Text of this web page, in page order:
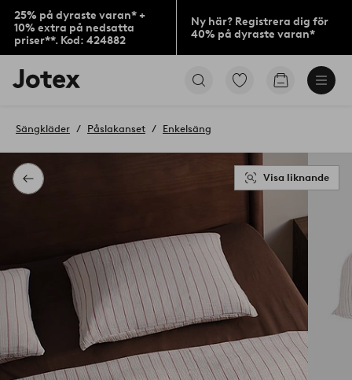
25% på dyraste varan* +
10% extra på nedsatta
priser**. Kod: 424882
Ny här? Registrera dig för
40% på dyraste varan*
Jotex
logotyp
till
Gå
Gå
Tillbaka
Sängkläder Påslakanset Enkelsäng
Visa liknande